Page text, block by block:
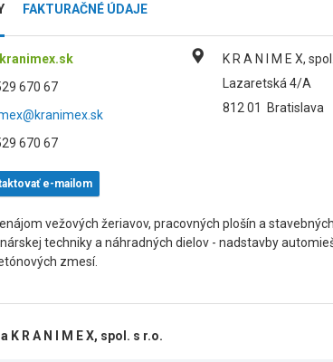
FAKTURAČNÉ ÚDAJE
670 67
670 67
K R A N I M E X,
Lazaretská 4/A
812 01
Bratislava
e-mailom
vežových žeriavov, pracovných plošín a
techniky a náhradných dielov - nadstavby
zmesí.
K R A N I M E X, spol. s r.o.